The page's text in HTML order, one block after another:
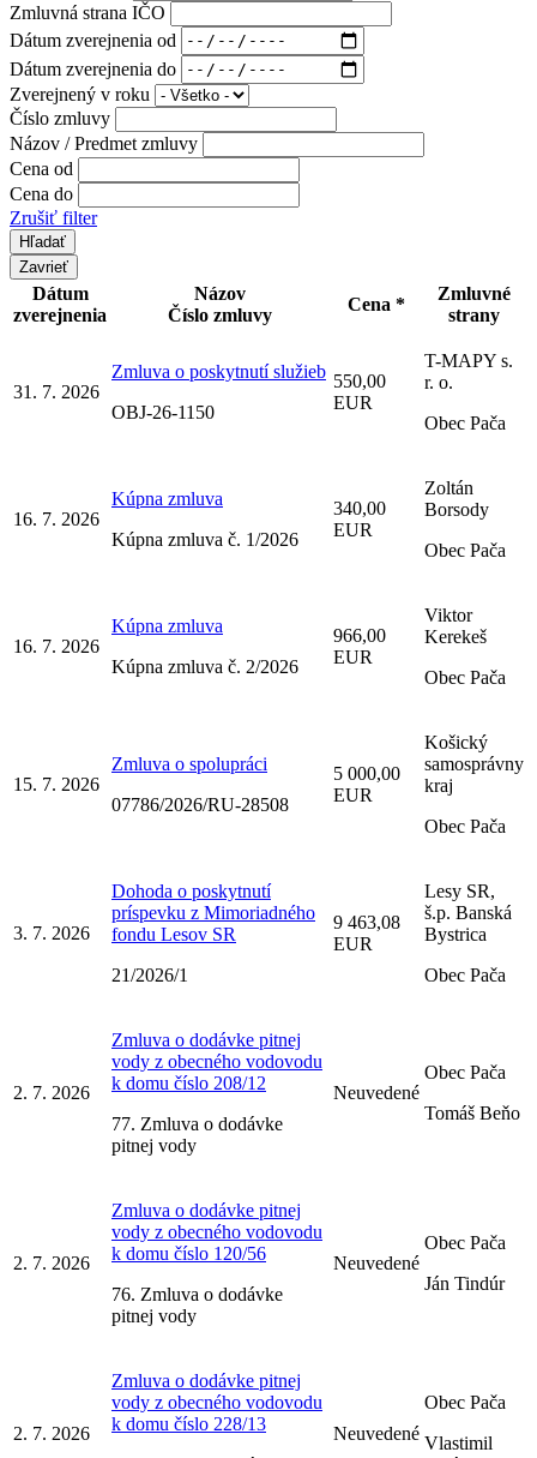
Zmluvná strana IČO
Dátum zverejnenia od
Dátum zverejnenia do
Zverejnený v roku
Číslo zmluvy
Názov / Predmet zmluvy
Cena od
Cena do
Zrušiť filter
Zavrieť
Dátum
zverejnenia
Názov
Číslo zmluvy
Cena *
Zmluvné
strany
31. 7. 2026
Zmluva o poskytnutí služieb
OBJ-26-1150
550,00
EUR
T-MAPY s.
r. o.
Obec Pača
16. 7. 2026
Kúpna zmluva
Kúpna zmluva č. 1/2026
340,00
EUR
Zoltán
Borsody
Obec Pača
16. 7. 2026
Kúpna zmluva
Kúpna zmluva č. 2/2026
966,00
EUR
Viktor
Kerekeš
Obec Pača
15. 7. 2026
Zmluva o spolupráci
07786/2026/RU-28508
5 000,00
EUR
Košický
samosprávny
kraj
Obec Pača
3. 7. 2026
Dohoda o poskytnutí
príspevku z Mimoriadného
fondu Lesov SR
21/2026/1
9 463,08
EUR
Lesy SR,
š.p. Banská
Bystrica
Obec Pača
2. 7. 2026
Zmluva o dodávke pitnej
vody z obecného vodovodu
k domu číslo 208/12
77. Zmluva o dodávke
pitnej vody
Neuvedené
Obec Pača
Tomáš Beňo
2. 7. 2026
Zmluva o dodávke pitnej
vody z obecného vodovodu
k domu číslo 120/56
76. Zmluva o dodávke
pitnej vody
Neuvedené
Obec Pača
Ján Tindúr
2. 7. 2026
Zmluva o dodávke pitnej
vody z obecného vodovodu
k domu číslo 228/13
Neuvedené
Obec Pača
Vlastimil